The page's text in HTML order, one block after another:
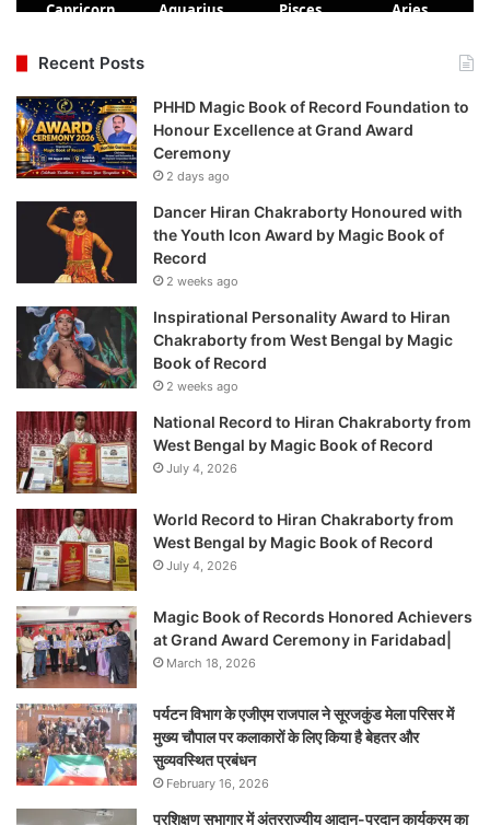
Recent Posts
PHHD Magic Book of Record Foundation to
Honour Excellence at Grand Award
Ceremony
2 days ago
Dancer Hiran Chakraborty Honoured with
the Youth Icon Award by Magic Book of
Record
2 weeks ago
Inspirational Personality Award to Hiran
Chakraborty from West Bengal by Magic
Book of Record
2 weeks ago
National Record to Hiran Chakraborty from
West Bengal by Magic Book of Record
July 4, 2026
World Record to Hiran Chakraborty from
West Bengal by Magic Book of Record
July 4, 2026
Magic Book of Records Honored Achievers
at Grand Award Ceremony in Faridabad|
March 18, 2026
पर्यटन विभाग के एजीएम राजपाल ने सूरजकुंड मेला परिसर में
मुख्य चौपाल पर कलाकारों के लिए किया है बेहतर और
सुव्यवस्थित प्रबंधन
February 16, 2026
प्रशिक्षण सभागार में अंतरराज्यीय आदान-प्रदान कार्यक्रम का